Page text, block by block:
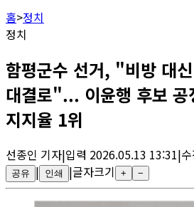
홈>정치
정치
함평군수 선거, "비방 대
대결로"... 이윤행 후보 공
지지율 1위
선종인 기자|입력 2026.05.13 13:31|
공유 | 인쇄 |글자크기 + −